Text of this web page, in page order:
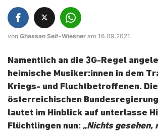
von Ghassan Seif-Wiesner am 16.09.2021
Namentlich an die 3G-Regel
heimische Musiker:innen in dem
Kriegs- und Fluchtbetroffenen.
österreichischen
lautet im Hinblick auf unterlasse
Flüchtlingen nun: „Nichts gesehen,